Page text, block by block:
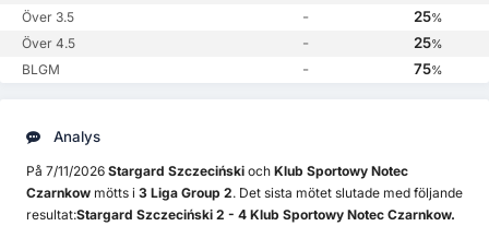
Över 3.5 - 25%
Över 4.5 - 25%
BLGM - 75%
Analys
På 7/11/2026 Stargard Szczeciński och Klub Sportowy Notec
Czarnkow mötts i 3 Liga Group 2. Det sista mötet slutade med följande
resultat:Stargard Szczeciński 2 - 4 Klub Sportowy Notec Czarnkow.